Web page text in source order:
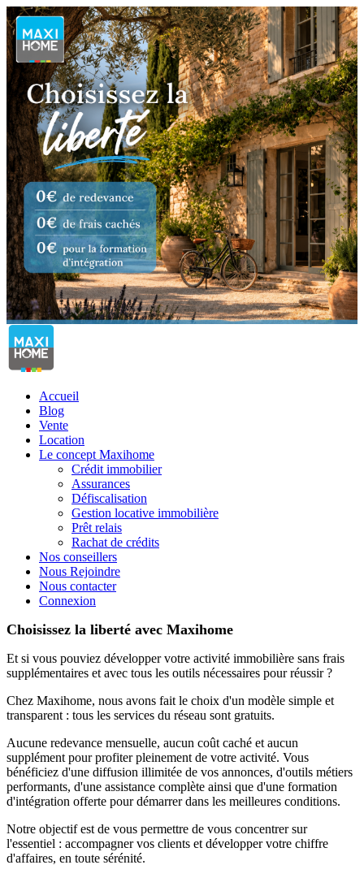
Accueil
Blog
Vente
Location
Le concept Maxihome
Crédit immobilier
Assurances
Défiscalisation
Gestion locative immobilière
Prêt relais
Rachat de crédits
Nos conseillers
Nous Rejoindre
Nous contacter
Connexion
Choisissez la liberté avec Maxihome
Et si vous pouviez développer votre activité immobilière sans frais
supplémentaires et avec tous les outils nécessaires pour réussir ?
Chez Maxihome, nous avons fait le choix d'un modèle simple et
transparent : tous les services du réseau sont gratuits.
Aucune redevance mensuelle, aucun coût caché et aucun
supplément pour profiter pleinement de votre activité. Vous
bénéficiez d'une diffusion illimitée de vos annonces, d'outils métiers
performants, d'une assistance complète ainsi que d'une formation
d'intégration offerte pour démarrer dans les meilleures conditions.
Notre objectif est de vous permettre de vous concentrer sur
l'essentiel : accompagner vos clients et développer votre chiffre
d'affaires, en toute sérénité.